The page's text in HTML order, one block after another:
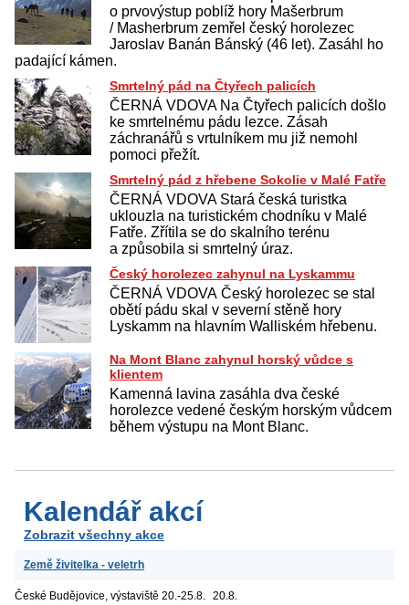
o prvovýstup poblíž hory Mašerbrum
/ Masherbrum zemřel český horolezec
Jaroslav Banán Bánský (46 let). Zasáhl ho
padající kámen.
Smrtelný pád na Čtyřech palicích
ČERNÁ VDOVA Na Čtyřech palicích došlo
ke smrtelnému pádu lezce. Zásah
záchranářů s vrtulníkem mu již nemohl
pomoci přežít.
Smrtelný pád z hřebene Sokolie v Malé Fatře
ČERNÁ VDOVA Stará česká turistka
uklouzla na turistickém chodníku v Malé
Fatře. Zřítila se do skalního terénu
a způsobila si smrtelný úraz.
Český horolezec zahynul na Lyskammu
ČERNÁ VDOVA Český horolezec se stal
obětí pádu skal v severní stěně hory
Lyskamm na hlavním Walliském hřebenu.
Na Mont Blanc zahynul horský vůdce s
klientem
Kamenná lavina zasáhla dva české
horolezce vedené českým horským vůdcem
během výstupu na Mont Blanc.
Kalendář akcí
Zobrazit všechny akce
Země živitelka - veletrh
České Budějovice, výstaviště 20.-25.8. 20.8.